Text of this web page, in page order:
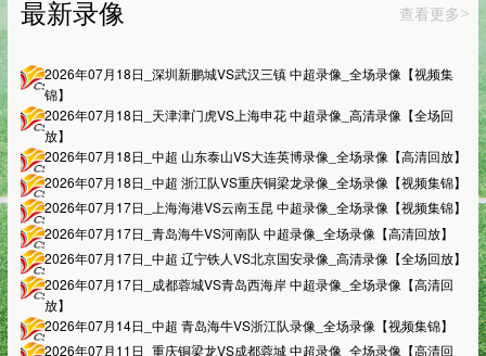
最新录像 查看更多>
2026年07月18日_深圳新鹏城VS武汉三镇 中超录像_全场录像【视频集
锦】
2026年07月18日_天津津门虎VS上海申花 中超录像_高清录像【全场回
放】
2026年07月18日_中超 山东泰山VS大连英博录像_全场录像【高清回放】
2026年07月18日_中超 浙江队VS重庆铜梁龙录像_全场录像【视频集锦】
2026年07月17日_上海海港VS云南玉昆 中超录像_全场录像【视频集锦】
2026年07月17日_青岛海牛VS河南队 中超录像_全场录像【高清回放】
2026年07月17日_中超 辽宁铁人VS北京国安录像_高清录像【全场回放】
2026年07月17日_成都蓉城VS青岛西海岸 中超录像_全场录像【高清回
放】
2026年07月14日_中超 青岛海牛VS浙江队录像_全场录像【视频集锦】
2026年07月11日_重庆铜梁龙VS成都蓉城 中超录像_全场录像【高清回